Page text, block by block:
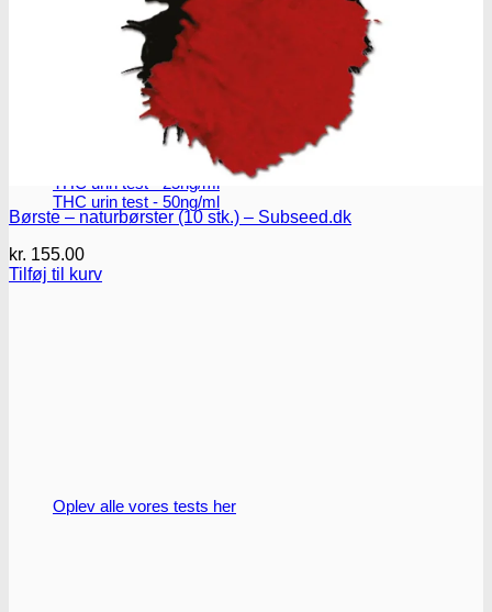
Test af primære aminer
Multi urin test - 3 stoffer
Multi urin test - 10 stoffer
THC urin test - 25ng/ml
THC urin test - 50ng/ml
Oplev alle vores tests her
Børste – naturbørster (10 stk.) – Subseed.dk
kr. 155.00
Tilføj til kurv